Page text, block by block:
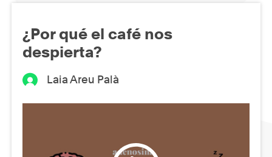
¿Por qué el café nos
despierta?
Laia Areu Palà